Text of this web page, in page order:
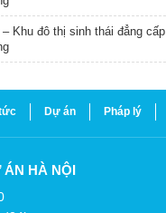
Khu đô thị sinh thái đẳng cấp
Dự án Pháp lý
ÁN HÀ NỘI